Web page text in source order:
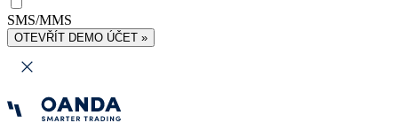
SMS/MMS
OTEVŘÍT DEMO ÚČET »